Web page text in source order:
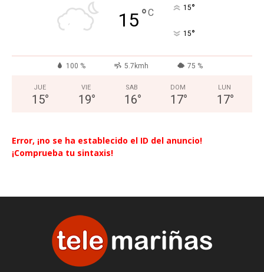
15°C 15°
15°
100 % 5.7kmh 75 %
JUE
15°
VIE
19°
SAB
16°
DOM
17°
LUN
17°
Error, ¡no se ha establecido el ID del anuncio!
¡Comprueba tu sintaxis!